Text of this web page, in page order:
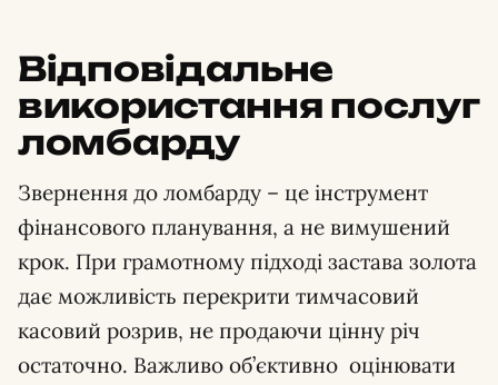
Відповідальне
використання послуг
ломбарду
Звернення до ломбарду – це інструмент
фінансового планування, а не вимушений
крок. При грамотному підході застава золота
дає можливість перекрити тимчасовий
касовий розрив, не продаючи цінну річ
остаточно. Важливо об’єктивно оцінювати